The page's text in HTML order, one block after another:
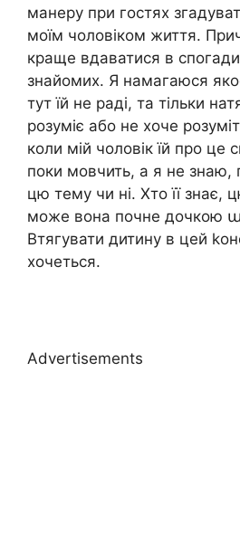
манеру при гостях
моїм чоловіком життя.
краще вдаватися в
знайомих. Я намагаюся
тут їй не раді, та тільки
розуміє або не хоче
коли мій чоловік їй про це
поки мовчить, а я не знаю,
цю тему чи ні. Хто її знає,
може вона почне дочкою
Втягувати дитину в цей
хочеться.
Advertisements